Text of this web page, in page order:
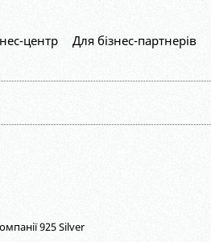
центр Для бізнес-партнерів
925 Silver